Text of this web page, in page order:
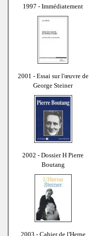
1997 - Immédiatement
2001 - Essai sur l'œuvre de
George Steiner
2002 - Dossier H Pierre
Boutang
2003 - Cahier de l'Herne